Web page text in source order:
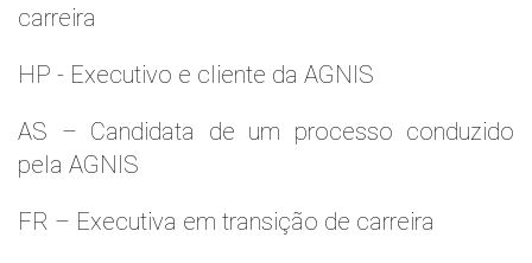
carreira
HP - Executivo e cliente da AGNIS
AS – Candidata de um processo conduzido
pela AGNIS
FR – Executiva em transição de carreira